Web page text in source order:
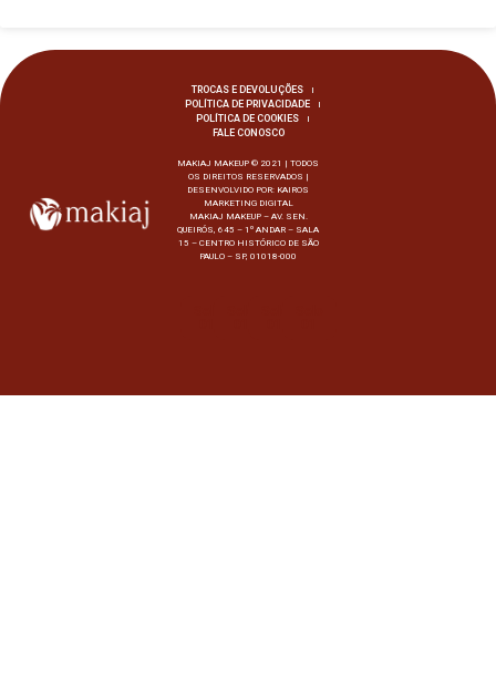
TROCAS E DEVOLUÇÕES
POLÍTICA DE PRIVACIDADE
POLÍTICA DE COOKIES
FALE CONOSCO
MAKIAJ MAKEUP © 2021 | TODOS
OS DIREITOS RESERVADOS |
DESENVOLVIDO POR: KAIROS
MARKETING DIGITAL
MAKIAJ MAKEUP – AV. SEN.
QUEIRÓS, 645 – 1º ANDAR – SALA
15 – CENTRO HISTÓRICO DE SÃO
PAULO – SP, 01018-000